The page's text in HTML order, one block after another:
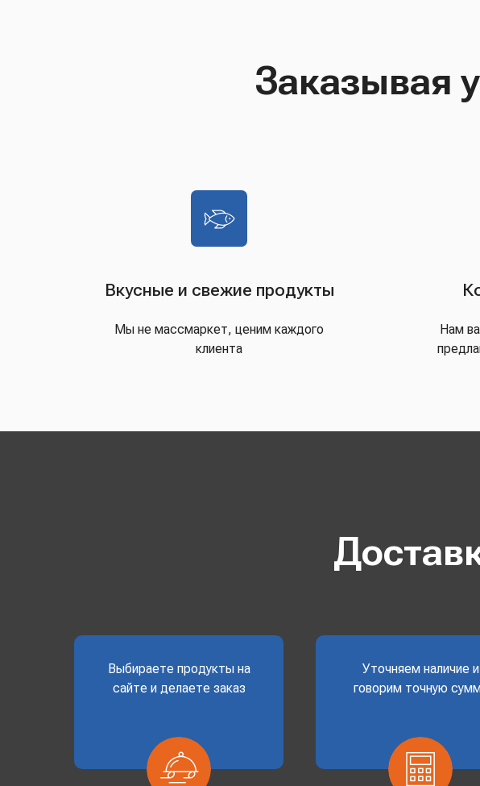
Заказывая
Вкусные и свежие продукты
Мы не массмаркет, ценим каждого
клиента
Нам
Выбираете продукты на
сайте и делаете заказ
Уточняем наличие и
говорим точную